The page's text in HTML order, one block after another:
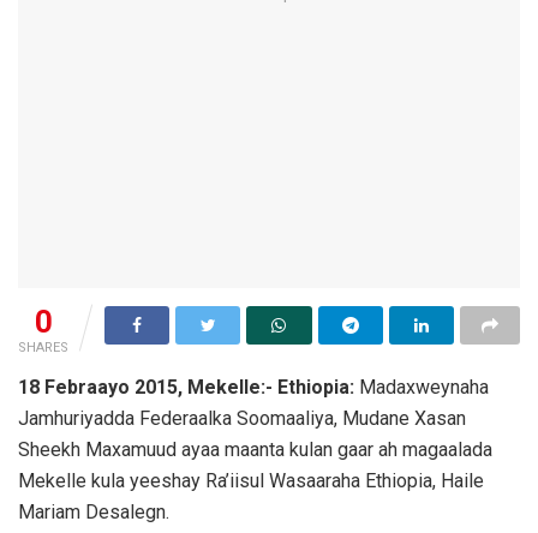
0
SHARES
18 Febraayo 2015, Mekelle:- Ethiopia: Madaxweynaha
Jamhuriyadda Federaalka Soomaaliya, Mudane Xasan
Sheekh Maxamuud ayaa maanta kulan gaar ah magaalada
Mekelle kula yeeshay Ra’iisul Wasaaraha Ethiopia, Haile
Mariam Desalegn.